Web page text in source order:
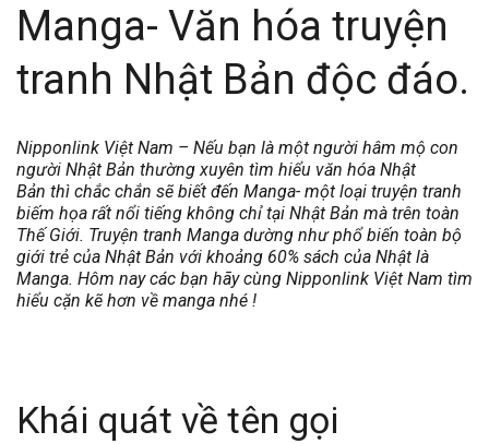
Manga- Văn hóa truyện
tranh Nhật Bản độc đáo.
Nipponlink Việt Nam – Nếu bạn là một người hâm mộ con
người Nhật Bản thường xuyên tìm hiểu văn hóa Nhật
Bản thì chắc chắn sẽ biết đến Manga- một loại truyện tranh
biếm họa rất nổi tiếng không chỉ tại Nhật Bản mà trên toàn
Thế Giới. Truyện tranh Manga dường như phổ biến toàn bộ
giới trẻ của Nhật Bản với khoảng 60% sách của Nhật là
Manga. Hôm nay các bạn hãy cùng Nipponlink Việt Nam tìm
hiểu cặn kẽ hơn về manga nhé !
Khái quát về tên gọi